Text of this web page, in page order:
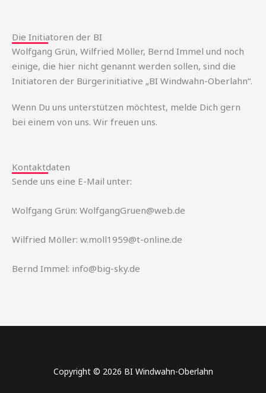
Die Initiatoren der BI
Wolfgang Grün, Wilfried Möller, Bernd Immel und noch
einige, die hier nicht genannt werden sollen, sind die
Initiatoren der Bürgerinitiative „BI Windwahn-Oberlahn“.
Wenn Du uns unterstützen möchtest, melde Dich gern
bei einem von uns. Wir freuen uns.
Kontaktdaten
Sende uns eine E-Mail unter:
Wolfgang Grün: WolfgangGruen@web.de
Wilfried Möller: w.moll1959@t-online.de
Bernd Immel: info@big-sky.de
Copyright © 2026 BI Windwahn-Oberlahn